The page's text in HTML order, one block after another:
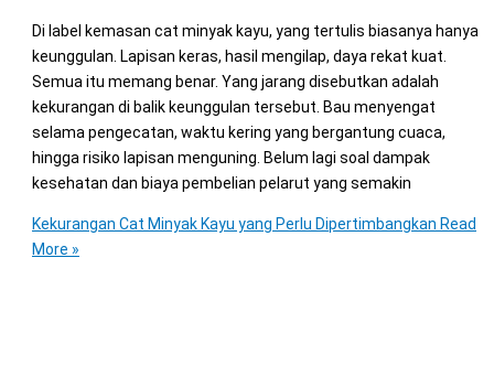
Di label kemasan cat minyak kayu, yang tertulis biasanya hanya
keunggulan. Lapisan keras, hasil mengilap, daya rekat kuat.
Semua itu memang benar. Yang jarang disebutkan adalah
kekurangan di balik keunggulan tersebut. Bau menyengat
selama pengecatan, waktu kering yang bergantung cuaca,
hingga risiko lapisan menguning. Belum lagi soal dampak
kesehatan dan biaya pembelian pelarut yang semakin
Kekurangan Cat Minyak Kayu yang Perlu Dipertimbangkan Read
More »